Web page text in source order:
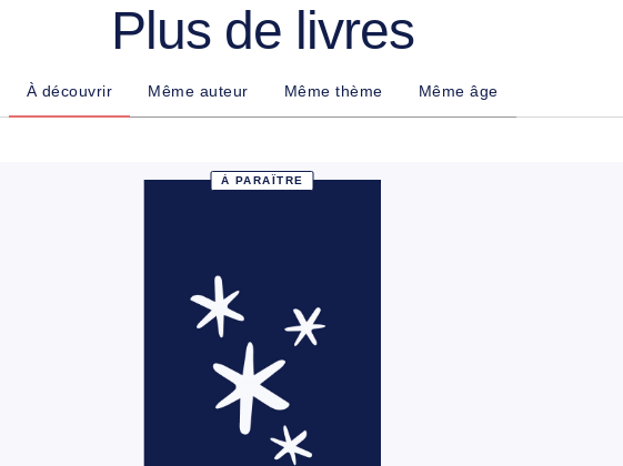
Plus de livres
À découvrir Même auteur Même thème Même âge
À PARAÎTRE